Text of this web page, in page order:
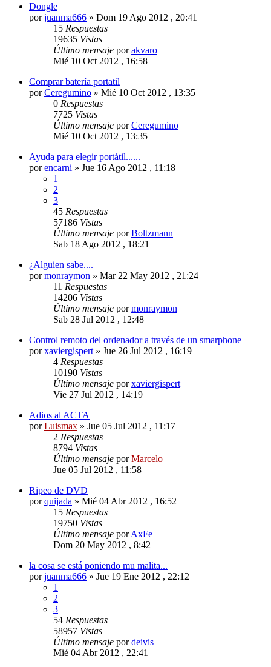
Dongle
porjuanma666 » Dom 19 Ago 2012 , 20:41
15 Respuestas
19635 Vistas
Último mensaje porakvaro
Mié 10 Oct 2012 , 16:58
Comprar batería portatil
porCeregumino » Mié 10 Oct 2012 , 13:35
0 Respuestas
7725 Vistas
Último mensaje porCeregumino
Mié 10 Oct 2012 , 13:35
Ayuda para elegir portátil......
porencarni » Jue 16 Ago 2012 , 11:18
1
2
3
45 Respuestas
57186 Vistas
Último mensaje porBoltzmann
Sab 18 Ago 2012 , 18:21
¿Alguien sabe....
pormonraymon » Mar 22 May 2012 , 21:24
11 Respuestas
14206 Vistas
Último mensaje pormonraymon
Sab 28 Jul 2012 , 12:48
Control remoto del ordenador a través de un smarphone
porxaviergispert » Jue 26 Jul 2012 , 16:19
4 Respuestas
10190 Vistas
Último mensaje porxaviergispert
Vie 27 Jul 2012 , 14:19
Adios al ACTA
porLuismax » Jue 05 Jul 2012 , 11:17
2 Respuestas
8794 Vistas
Último mensaje porMarcelo
Jue 05 Jul 2012 , 11:58
Ripeo de DVD
porquijada » Mié 04 Abr 2012 , 16:52
15 Respuestas
19750 Vistas
Último mensaje porAxFe
Dom 20 May 2012 , 8:42
la cosa se está poniendo mu malita...
porjuanma666 » Jue 19 Ene 2012 , 22:12
1
2
3
54 Respuestas
58957 Vistas
Último mensaje pordeivis
Mié 04 Abr 2012 , 22:41